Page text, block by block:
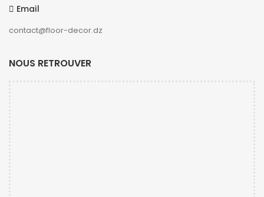
Email
contact@floor-decor.dz
NOUS RETROUVER